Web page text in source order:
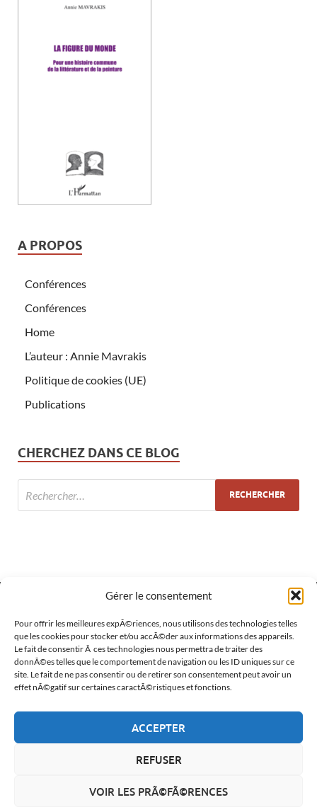
Gérer le consentement
Pour offrir les meilleures expÃ©riences, nous utilisons des technologies telles
que les cookies pour stocker et/ou accÃ©der aux informations des appareils.
Le fait de consentir Ã ces technologies nous permettra de traiter des
donnÃ©es telles que le comportement de navigation ou les ID uniques sur ce
site. Le fait de ne pas consentir ou de retirer son consentement peut avoir un
effet nÃ©gatif sur certaines caractÃ©ristiques et fonctions.
ACCEPTER
REFUSER
VOIR LES PRÃ©FÃ©RENCES
A PROPOS
Conférences
Conférences
Home
L’auteur : Annie Mavrakis
Politique de cookies (UE)
Publications
CHERCHEZ DANS CE BLOG
MÉTA
Connexion
Flux des publications
Flux des commentaires